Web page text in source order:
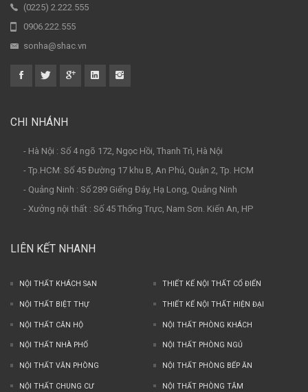
(0225) 2.222.555
0906.222.555
sonha@shac.vn
CHI NHÁNH
- Hà Nội : Số 4 ngõ 172, Ngọc Hồi, Thanh Trì, Hà Nội
- Tp.HCM: Số 45 Đường 17 khu B, An Phú, Quận 2, Tp. HCM
- Quảng Ninh : Số 289 Giếng Đáy, Hạ Long, Quảng Ninh
- Xưởng nội thất : Số 45 Thống Trực, Nam Sơn. Kiến An, HP
LIÊN KẾT NHANH
NỘI THẤT KHÁCH SẠN THIẾT KẾ NỘI THẤT CỔ ĐIỂN
NỘI THẤT BIỆT THỰ THIẾT KẾ NỘI THẤT HIỆN ĐẠI
NỘI THẤT CĂN HỘ NỘI THẤT PHÒNG KHÁCH
NỘI THẤT NHÀ PHỐ NỘI THẤT PHÒNG NGỦ
NỘI THẤT VĂN PHÒNG NỘI THẤT PHÒNG BẾP ĂN
NỘI THẤT CHUNG CƯ NỘI THẤT PHÒNG TẮM